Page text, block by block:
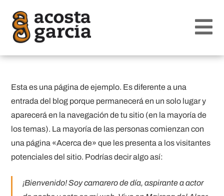
Esta es una página de ejemplo. Es diferente a una
entrada del blog porque permanecerá en un solo lugar y
aparecerá en la navegación de tu sitio (en la mayoría de
los temas). La mayoría de las personas comienzan con
una página «Acerca de» que les presenta a los visitantes
potenciales del sitio. Podrías decir algo así:
¡Bienvenido! Soy camarero de día, aspirante a actor